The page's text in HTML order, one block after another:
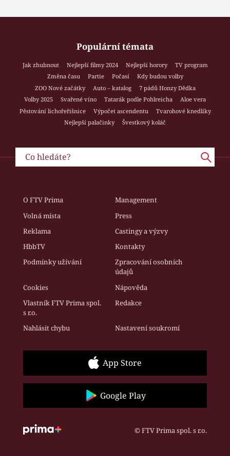
Populární témata
Jak zhubnout Nejlepší filmy 2024 Nejlepší horory
TV program
Změna času
Partie Počasí
Kdy budou volby
ZOO Nové začátky
Auto – katalog
7 pádů Honzy Dědka
Volby 2025
Svařené víno Tatarák podle Pohlreicha
Aloe vera
Pěstování lichořeřišnice
Výpočet ascendentu
Tvarohové knedlíky
Nejlepší palačinky
Švestkový koláč
O FTV Prima
Management
Volná místa
Press
Reklama
Castingy a výzvy
HbbTV
Kontakty
Podmínky užívání
Zpracování osobních
údajů
Cookies
Nápověda
Vlastník FTV Prima spol.
s r.o.
Redakce
Nahlásit chybu Nastavení soukromí
App Store
Google Play
© FTV Prima spol. s r.o.